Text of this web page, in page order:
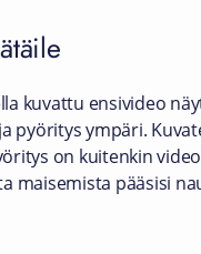
kuvattu ensivideo
pyöritys ympäri.
on kuitenkin
maisemista pääsisi